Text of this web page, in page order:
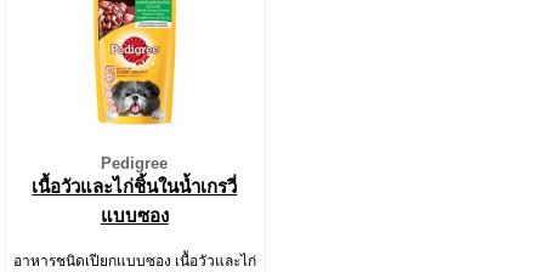
Pedigree
เนื้อวัวและไก่ชิ้นในน้ำเกรวี่
แบบซอง
อาหารชนิดเปียกแบบซอง เนื้อวัวและไก่